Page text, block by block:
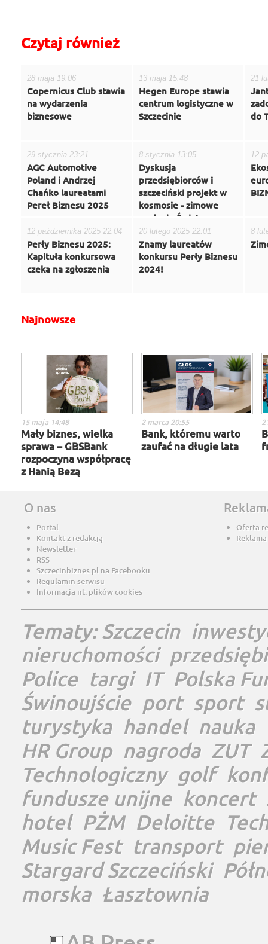
Czytaj również
28 maja 19:06
Copernicus Club stawia
na wydarzenia
biznesowe
13 maja 15:48
Hegen Europe stawia
centrum logistyczne w
Szczecinie
21
do
29 stycznia 23:21
AGC Automotive
Poland i Andrzej
Chańko laureatami
Pereł Biznesu 2025
8 stycznia 13:05
Dyskusja
przedsiębiorców i
szczeciński projekt w
kosmosie - zimowe
wydanie Świata
Biznesu
12
12 października 2025 22:04
Perły Biznesu 2025:
Kapituła konkursowa
czeka na zgłoszenia
20 lutego 2025 22:01
Znamy laureatów
konkursu Perły Biznesu
2024!
8
Najnowsze
15 maja 14:48
Mały biznes, wielka
sprawa – GBSBank
rozpoczyna współpracę
z Hanią Bezą
2 marca 20:55
Bank, któremu warto
zaufać na długie lata
O nas
Portal
Kontakt z redakcją
Newsletter
RSS
Szczecinbiznes.pl na Facebooku
Regulamin serwisu
Informacja nt. plików cookies
Oferta
Tematy:Szczecin
nieruchomości
Police targi IT Polska
Świnoujście port sport
turystyka handel nauka
HR Group nagroda ZUT
Technologiczny golf
fundusze unijne koncert
hotel PŻM Deloitte
Music Fest transport
Stargard Szczeciński
morska Łasztownia